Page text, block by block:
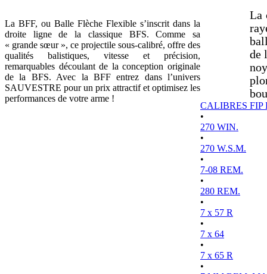
La BFF, ou Balle Flèche Flexible s’inscrit dans la
droite ligne de la classique BFS. Comme sa
« grande sœur », ce projectile sous-calibré, offre des
qualités balistiques, vitesse et précision,
remarquables découlant de la conception originale
de la BFS. Avec la BFF entrez dans l’univers
SAUVESTRE pour un prix attractif et optimisez les
performances de votre arme !
La
de
CALIBRES FIP
•
270 WIN.
•
270 W.S.M.
•
7-08 REM.
•
280 REM.
•
7 x 57 R
•
7 x 64
•
7 x 65 R
•